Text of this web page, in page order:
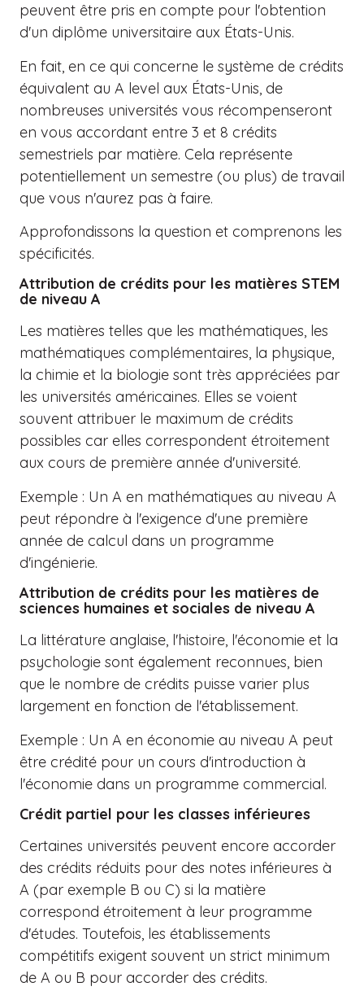
peuvent être pris en compte pour l'obtention
d'un diplôme universitaire aux États-Unis.
En fait, en ce qui concerne le système de crédits
équivalent au A level aux États-Unis, de
nombreuses universités vous récompenseront
en vous accordant entre 3 et 8 crédits
semestriels par matière. Cela représente
potentiellement un semestre (ou plus) de travail
que vous n'aurez pas à faire.
Approfondissons la question et comprenons les
spécificités.
Attribution de crédits pour les matières STEM
de niveau A
Les matières telles que les mathématiques, les
mathématiques complémentaires, la physique,
la chimie et la biologie sont très appréciées par
les universités américaines. Elles se voient
souvent attribuer le maximum de crédits
possibles car elles correspondent étroitement
aux cours de première année d'université.
Exemple : Un A en mathématiques au niveau A
peut répondre à l'exigence d'une première
année de calcul dans un programme
d'ingénierie.
Attribution de crédits pour les matières de
sciences humaines et sociales de niveau A
La littérature anglaise, l'histoire, l'économie et la
psychologie sont également reconnues, bien
que le nombre de crédits puisse varier plus
largement en fonction de l'établissement.
Exemple : Un A en économie au niveau A peut
être crédité pour un cours d'introduction à
l'économie dans un programme commercial.
Crédit partiel pour les classes inférieures
Certaines universités peuvent encore accorder
des crédits réduits pour des notes inférieures à
A (par exemple B ou C) si la matière
correspond étroitement à leur programme
d'études. Toutefois, les établissements
compétitifs exigent souvent un strict minimum
de A ou B pour accorder des crédits.